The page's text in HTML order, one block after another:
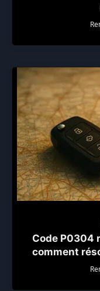
Code P0304
comment